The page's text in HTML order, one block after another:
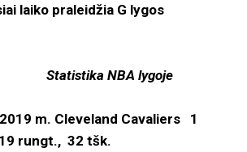
laiko praleidžia G lygos
NBA lygoje
m. Cleveland Cavaliers 1
rungt., 32 tšk.